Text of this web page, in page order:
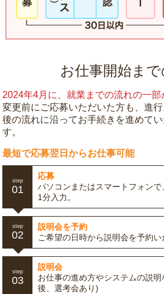
お仕事開始ま
2024年4月に、就業までの流れの一部
変更前にご応募いただいた方も、進
後の流れに沿ってお手続きを進めて
す。
最短で応募翌日からお仕事可能
step
01
応募
パソコンまたはスマートフォンで
1分入力。
step
02
説明会を予約
ご希望の日時から説明会を予約い
step
03
説明会
お仕事の進め方やシステムの説
後、選考会あり)